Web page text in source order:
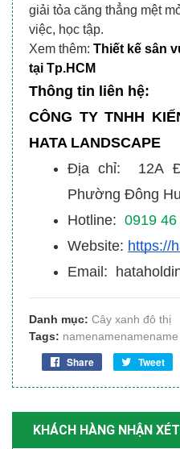
giải tỏa căng thẳng mệt
việc, học tập.
Xem thêm: Thiết kế sân
tại Tp.HCM
Thông tin liên hệ:
CÔNG TY TNHH
HATA LANDSCAPE
Địa chỉ: 12A
Phường Đông
Hotline: 0919 46
Website: https://
Email:
Danh mục: Cây xanh đô thị
Tags: namenamenamename
Share Tweet
KHÁCH HÀNG NHẬN XÉT